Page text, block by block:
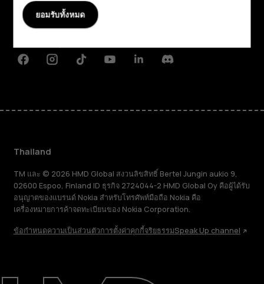
เกี่ยวกับ
Planet and people
FacebookInstagramTiktokYoutubeLinkedinDiscord
Thailand
TM และ © 2026 HMD Global สงวนลิขสิทธิ์ Bertel Jungin aukio 9,
02600 Espoo, Finland ID ธุรกิจ 2724044-2 HMD Global Oy คือผู้ได้รับ
อนุญาตของแบรนด์ Nokia สำหรับโทรศัพท์มือถือ Nokia คือ
เครื่องหมายการค้าจดทะเบียนของ Nokia Corporation.
ข้อกำหนดความเป็นส่วนตัวการตั้งค่าคุกกี้จริยธรรมSpeak Up channel
ยอมรับทั้งหมด